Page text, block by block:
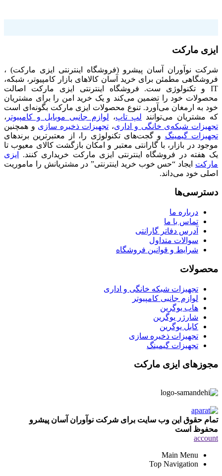
ایزی مارکت
شرکت نوآوران آسان پیشرو (فروشگاه اینترنتی ایزی مارکت) ،
فروشگاهی مطمئن برای خرید آسان کالاهای بازار کامپیوتر، شبکه،
IT و تکنولوژی ست. فروشگاه اینترنتی ایزی مارکت اصالت
محصولات خود را تضمین می‌کند و یک خرید امن را برای مشتریان
خود به ارمغان می‌آورد. تنوع محصولات ایزی مارکت بگونه‌ای است
که مشتریان می‌توانند لپ تاپ، لوازم جانبی موبایل و کامپیوتر ،
تجهیزات شبکه‌ی خانگی و اداری، تجهیزات ذخیره سازی و همچنین
تجهیزات گیمینگ و گجت‌های تکنولوژی را، از معتبرترین برندهای
موجود در بازار، با گارانتی معتبر و امکان بازگشت کالای معیوب تا
یک هفته در فروشگاه اینترنتی ایزی مارکت خریداری کنند.
ایزی
مارکت ایجاد “حس خوب خرید اینترنتی” در مشتریانش را ماموریت
اصلی خود می‌داند.
دسترسی‌ها
درباره ما
تماس با ما
آدرس دفاتر گارانتی
سوالات متداول
شرایط و قوانین فروشگاه
محصولات
تجهیزات شبکه خانگی و اداری
لوازم جانبی کامپیوتر
هاب یوگرین
شارژر یوگرین
کابل یوگرین
تجهیزات ذخیره سازی
تجهیزات گیمینگ
مجوزهای ایزی مارکت
تمام حقوق این وب سایت برای شرکت نوآوران آسان پیشرو
محفوظ است
account
Main Menu
Top Navigation